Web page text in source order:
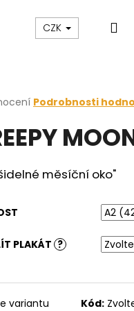
Blog
CZK
Podrobnosti
měsíční oko"
PLAKÁT ?
variantu Kód: